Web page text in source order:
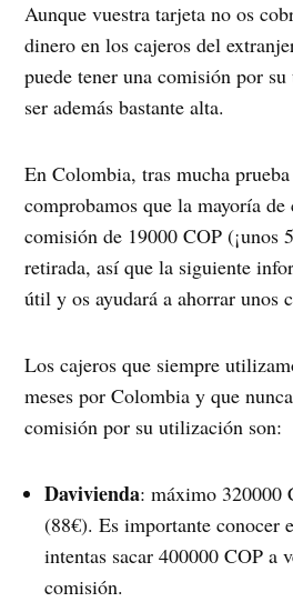
Aunque vuestra tarjeta no os
dinero en los cajeros del
puede tener una comisión por
ser además bastante alta.
En Colombia, tras mucha
comprobamos que la mayoría
comisión de 19000 COP (¡unos
retirada, así que la siguiente
útil y os ayudará a ahorrar unos
Los cajeros que siempre
meses por Colombia y que
comisión por su utilización son:
Davivienda: máximo 320000
(88€). Es importante conocer
intentas sacar 400000 COP a
comisión.